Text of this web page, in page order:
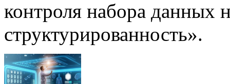
контроля набора данных
структурированность».